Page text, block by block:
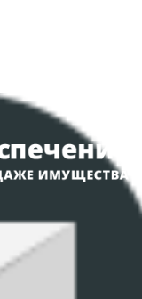
торгов
COOKIE-